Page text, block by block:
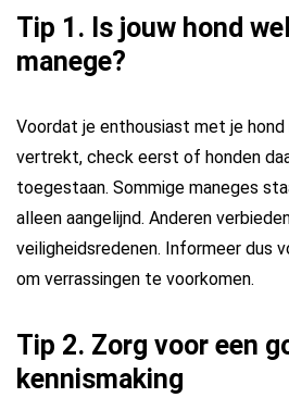
Tip 1. Is jouw hond
manege?
Voordat je enthousiast met je hond
vertrekt, check eerst of honden
toegestaan. Sommige maneges
alleen aangelijnd. Anderen
veiligheidsredenen. Informeer dus
om verrassingen te voorkomen.
Tip 2. Zorg voor een
kennismaking